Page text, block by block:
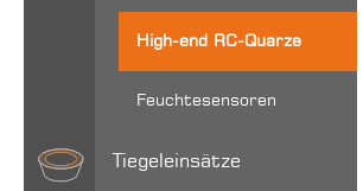
High-end RC-Quarze
Feuchtesensoren
Tiegeleinsätze